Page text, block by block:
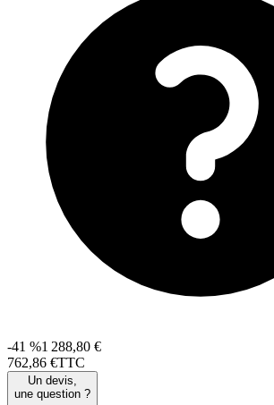
-41 %1 288,80 €
762,86 €TTC
Un devis,
une question ?